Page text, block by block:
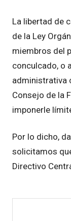
La libertad de
de la Ley
miembros del
conculcado, o
administrativa
Consejo de la
imponerle
Por lo dicho,
solicitamos
Directivo